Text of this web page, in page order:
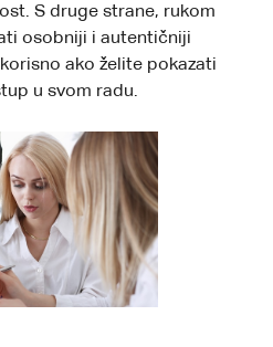
S druge strane, rukom
osobniji i autentičniji
ako želite pokazati
u svom radu.